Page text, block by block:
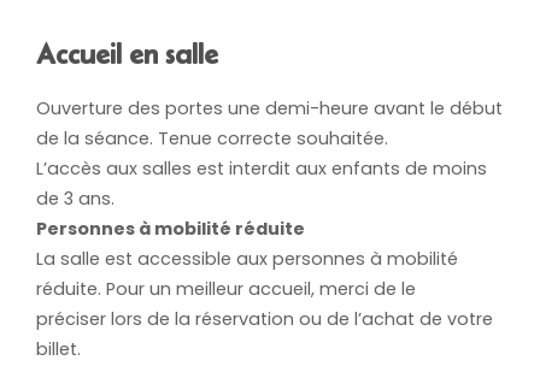
Accueil en salle
Ouverture des portes une demi-heure avant le début
de la séance. Tenue correcte souhaitée.
L’accès aux salles est interdit aux enfants de moins
de 3 ans.
Personnes à mobilité réduite
La salle est accessible aux personnes à mobilité
réduite. Pour un meilleur accueil, merci de le
préciser lors de la réservation ou de l’achat de votre
billet.